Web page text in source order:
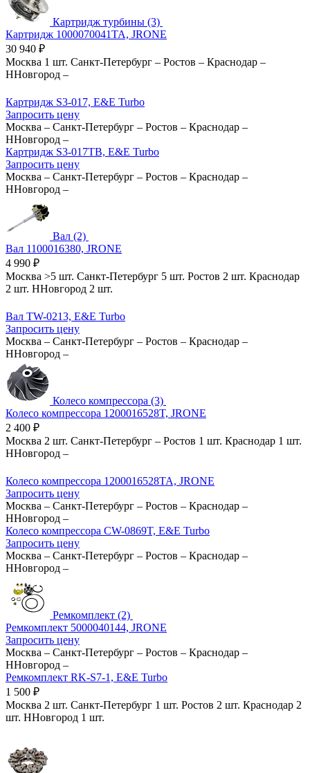
Картридж турбины (3)
Картридж 1000070041TA, JRONE
30 940 ₽
Москва 1 шт. Санкт-Петербург – Ростов – Краснодар –
ННовгород –
Картридж S3-017, E&E Turbo
Запросить цену
Москва – Санкт-Петербург – Ростов – Краснодар –
ННовгород –
Картридж S3-017TB, E&E Turbo
Запросить цену
Москва – Санкт-Петербург – Ростов – Краснодар –
ННовгород –
Вал (2)
Вал 1100016380, JRONE
4 990 ₽
Москва >5 шт. Санкт-Петербург 5 шт. Ростов 2 шт. Краснодар
2 шт. ННовгород 2 шт.
Вал TW-0213, E&E Turbo
Запросить цену
Москва – Санкт-Петербург – Ростов – Краснодар –
ННовгород –
Колесо компрессора (3)
Колесо компрессора 1200016528T, JRONE
2 400 ₽
Москва 2 шт. Санкт-Петербург – Ростов 1 шт. Краснодар 1 шт.
ННовгород –
Колесо компрессора 1200016528TA, JRONE
Запросить цену
Москва – Санкт-Петербург – Ростов – Краснодар –
ННовгород –
Колесо компрессора CW-0869T, E&E Turbo
Запросить цену
Москва – Санкт-Петербург – Ростов – Краснодар –
ННовгород –
Ремкомплект (2)
Ремкомплект 5000040144, JRONE
Запросить цену
Москва – Санкт-Петербург – Ростов – Краснодар –
ННовгород –
Ремкомплект RK-S7-1, E&E Turbo
1 500 ₽
Москва 2 шт. Санкт-Петербург 1 шт. Ростов 2 шт. Краснодар 2
шт. ННовгород 1 шт.